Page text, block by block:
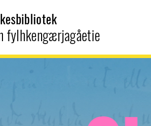
fylhkengærjagåetie